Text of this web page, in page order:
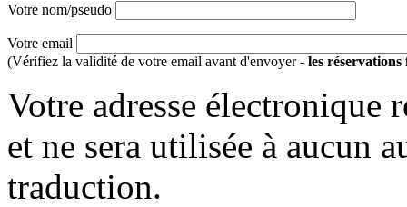
Votre nom/pseudo
Votre email
(Vérifiez la validité de votre email avant d'envoyer - les réservations
Votre adresse électronique
et ne sera utilisée à aucun
traduction.